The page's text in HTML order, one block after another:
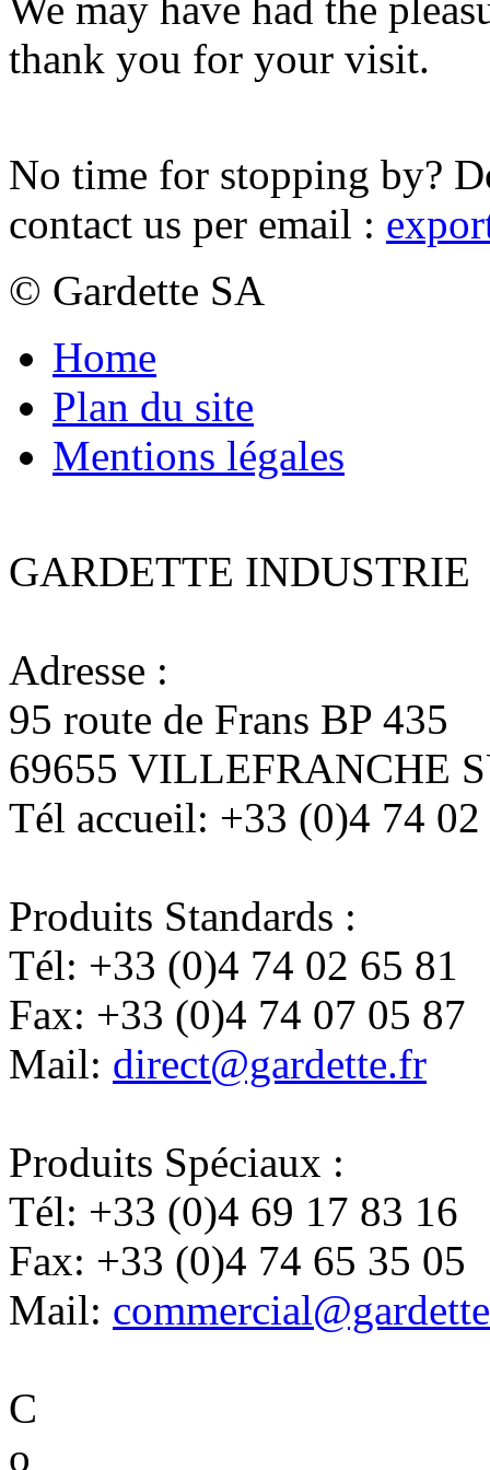
thank you for your visit.
No time for stopping by?
contact us per email :
© Gardette SA
Home
Plan du site
Mentions légales
GARDETTE INDUSTRIE
Adresse :
95 route de Frans BP 435
69655 VILLEFRANCHE
Tél accueil: +33 (0)4 74
Produits Standards :
Tél: +33 (0)4 74 02 65 81
Fax: +33 (0)4 74 07 05 87
Mail: direct@gardette.fr
Produits Spéciaux :
Tél: +33 (0)4 69 17 83 16
Fax: +33 (0)4 74 65 35 05
Mail:
C
o